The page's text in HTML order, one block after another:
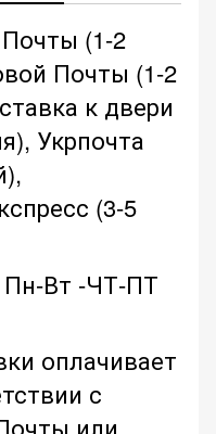
(1-2
Почты (1-2
к двери
Укрпочта
(3-5
Пн-Вт -ЧТ-ПТ
оплачивает
с
или